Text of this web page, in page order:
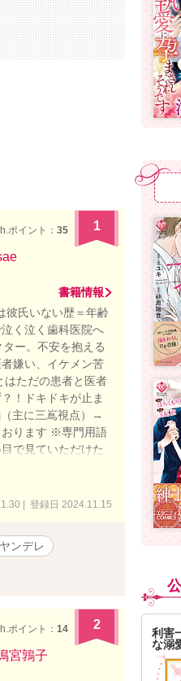
ポイント： 35 1
書籍情報
彼氏いない歴＝年齢
く泣く歯科医院へ
ー。不安を抱える
嫌い、イケメン苦
はただの患者と医者
！ドキドキが止ま
主に三嶌視点）→
おります ※専門用語
で見ていただけた
歯科医院を否定し
| 登録日 2024.11.15
ヤンデレ
ポイント： 14 2
宮鶉子
利害
な溺